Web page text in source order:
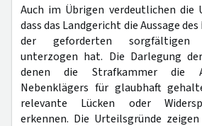
Auch im Übrigen verdeutlichen die
dass das Landgericht die Aussage
der geforderten sorgfältigen
unterzogen hat. Die Darlegung
denen die Strafkammer die
Nebenklägers für glaubhaft
relevante Lücken oder
erkennen. Die Urteilsgründe zeigen